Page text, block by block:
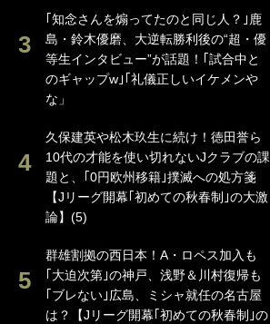
｢知念さんを煽ってたのと同じ人？｣鹿
島・鈴木優磨、大逆転勝利後の“超・優
等生インタビュー”が話題！｢試合中と
のギャップw｣｢礼儀正しいイケメンや
な」
久保建英や松木玖生に続け！徳田誉ら
10代の才能を使い切れないJクラブの課
題と、｢0円欧州移籍｣撲滅への処方箋
【Jリーグ開幕｢初めての秋春制｣の大激
論】(5)
群雄割拠の西日本！A・ロペス加入も
｢大迫次第｣の神戸、浅野＆川村復帰も
｢ブレない｣広島、ミシャ就任の名古屋
は？【Jリーグ開幕｢初めての秋春制｣の